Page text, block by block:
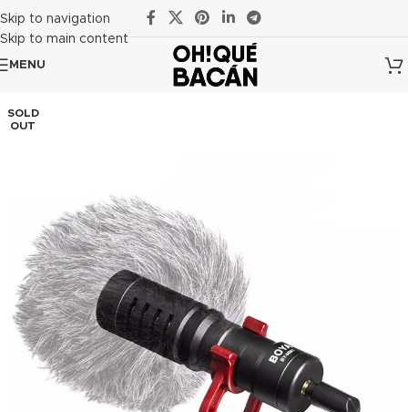
Skip to navigation
Skip to main content
MENU
SOLD
OUT